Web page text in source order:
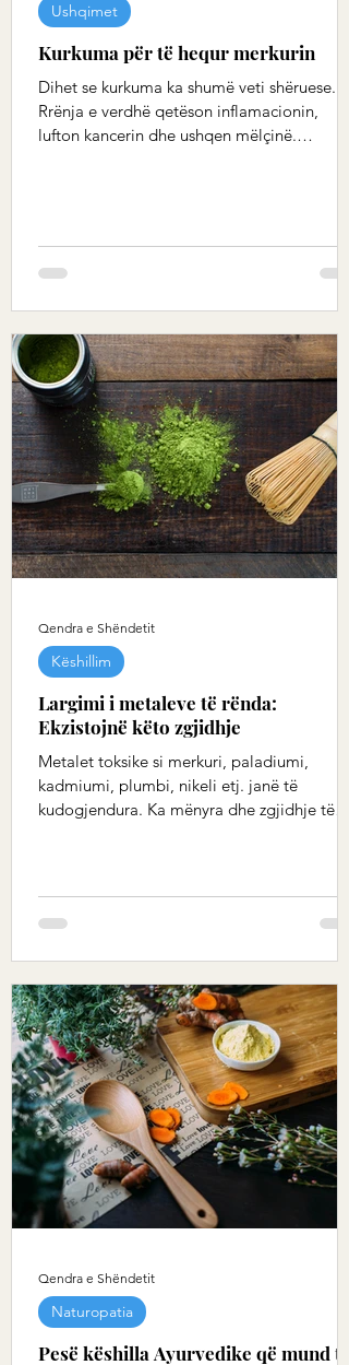
Kurkuma për të hequr merkurin
Dihet se kurkuma ka shumë veti shëruese.
Rrënja e verdhë qetëson inflamacionin,
lufton kancerin dhe ushqen mëlçinë.
Ushqimet
Largimi i metaleve të rënda:
Ekzistojnë këto zgjidhje
Metalet toksike si merkuri, paladiumi,
kadmiumi, plumbi, nikeli etj. janë të
kudogjendura. Ka mënyra dhe zgjidhje të
Këshillim
Qendra e Shëndetit
Pesë këshilla Ayurvedike që mund të
Naturopatia
Qendra e Shëndetit